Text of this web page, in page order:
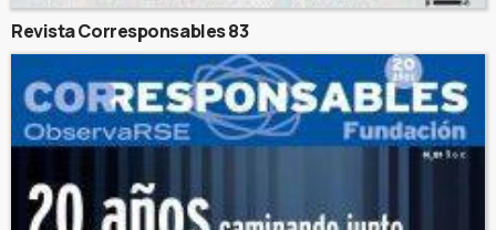
Revista Corresponsables 83